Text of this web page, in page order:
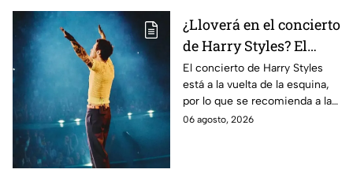
¿Lloverá en el concierto
de Harry Styles? El
pronóstico del clima
para este viernes en
CDMX
El concierto de Harry Styles
está a la vuelta de la esquina,
por lo que se recomienda a las
y los fanáticos revisar el clima
06 agosto, 2026